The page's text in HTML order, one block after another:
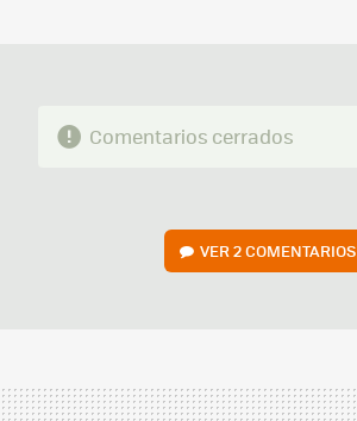
Comentarios cerrados
VER2 COMENTARIOS